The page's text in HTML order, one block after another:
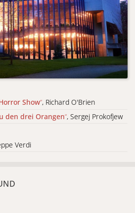
Show“, Richard O'Brien
den drei Orangen“, Sergej Prokofjew
Verdi